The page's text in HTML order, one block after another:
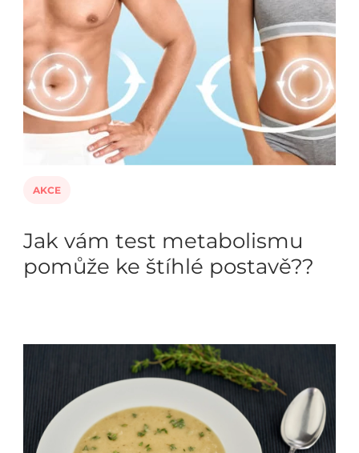
AKCE
Jak vám test metabolismu
pomůže ke štíhlé postavě??